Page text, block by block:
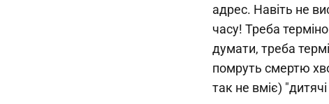
адрес. Навіть не
часу! Треба
думати, треба
помруть смертю
так не вміє)